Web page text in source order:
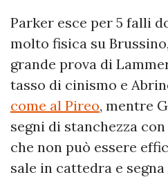
Parker esce per 5 falli
molto fisica su
grande prova di
tasso di cinismo e
come al Pireo, mentre
segni di stanchezza
che non può essere
sale in cattedra e